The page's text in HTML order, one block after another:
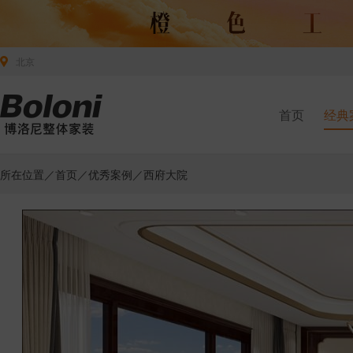
首页 经典
所在位置／首页 ／优秀案例 ／西府大院